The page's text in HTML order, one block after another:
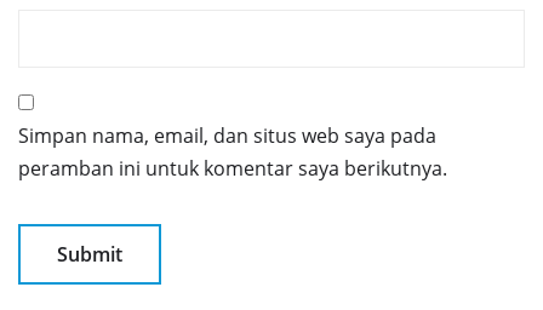
Simpan nama, email, dan situs web saya pada
peramban ini untuk komentar saya berikutnya.